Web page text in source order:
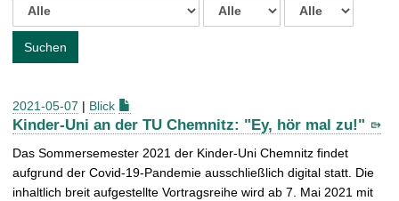
e
h
:
Suchen
2021-05-07 | Blick
Kinder-Uni an der TU Chemnitz: "Ey, hör mal zu!"
Das Sommersemester 2021 der Kinder-Uni Chemnitz findet
aufgrund der Covid-19-Pandemie ausschließlich digital statt. Die
inhaltlich breit aufgestellte Vortragsreihe wird ab 7. Mai 2021 mit